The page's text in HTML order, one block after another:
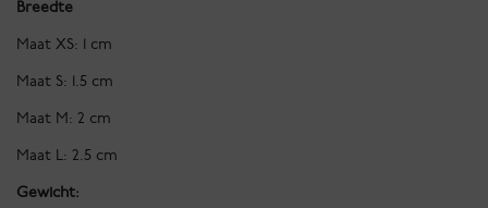
Breedte
Maat XS: 1 cm
Maat S: 1.5 cm
Maat M: 2 cm
Maat L: 2.5 cm
Gewicht: